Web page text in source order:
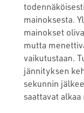
mainoksesta.
mainokset
mutta
vaikutustaan.
jännityksen
sekunnin
saattavat